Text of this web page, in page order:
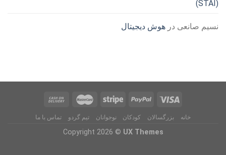
(STAI)
نسیم صانعی در هوش دیجیتال
خانه بزرگسالان کودکان نوجوانان تیم گردو تماس با ما
Copyright 2026 © UX Themes